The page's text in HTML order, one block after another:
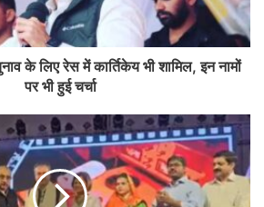
के लिए रेस में कार्तिकेय भी शामिल, इन नामों
पर भी हुई चर्चा